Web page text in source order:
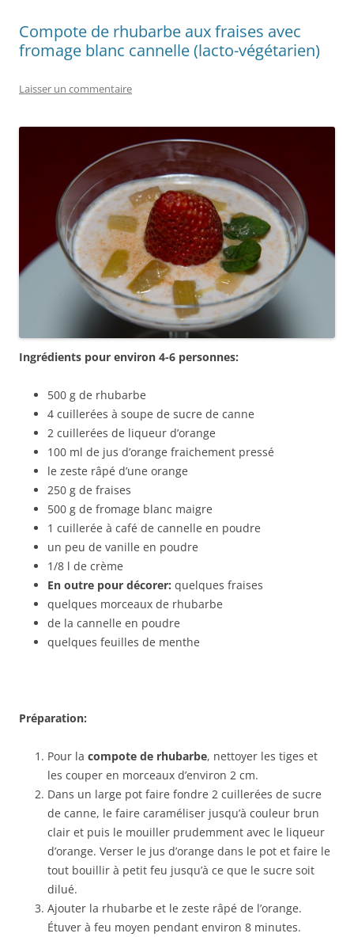
Compote de rhubarbe aux fraises avec
fromage blanc cannelle (lacto-végétarien)
Laisser un commentaire
Ingrédients pour environ 4-6 personnes:
500 g de rhubarbe
4 cuillerées à soupe de sucre de canne
2 cuillerées de liqueur d’orange
100 ml de jus d’orange fraichement pressé
le zeste râpé d’une orange
250 g de fraises
500 g de fromage blanc maigre
1 cuillerée à café de cannelle en poudre
un peu de vanille en poudre
1/8 l de crème
En outre pour décorer: quelques fraises
quelques morceaux de rhubarbe
de la cannelle en poudre
quelques feuilles de menthe
Préparation:
Pour la compote de rhubarbe, nettoyer les tiges et
les couper en morceaux d’environ 2 cm.
Dans un large pot faire fondre 2 cuillerées de sucre
de canne, le faire caraméliser jusqu’à couleur brun
clair et puis le mouiller prudemment avec le liqueur
d’orange. Verser le jus d’orange dans le pot et faire le
tout bouillir à petit feu jusqu’à ce que le sucre soit
dilué.
Ajouter la rhubarbe et le zeste râpé de l’orange.
Étuver à feu moyen pendant environ 8 minutes.